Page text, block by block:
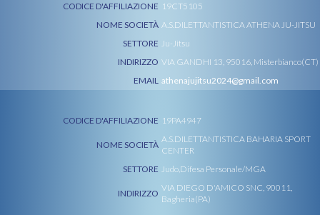
CODICE D'AFFILIAZIONE 19CT5105
NOME SOCIETÀ A.S.DILETTANTISTICA ATHENA JU-JITSU
SETTORE Ju-Jitsu
INDIRIZZO VIA GANDHI 13, 95016, Misterbianco(CT)
EMAIL athenajujitsu2024@gmail.com
CODICE D'AFFILIAZIONE 19PA4947
NOME SOCIETÀ
A.S.DILETTANTISTICA BAHARIA SPORT
CENTER
SETTORE Judo,Difesa Personale/MGA
INDIRIZZO
VIA DIEGO D'AMICO SNC, 90011,
Bagheria(PA)